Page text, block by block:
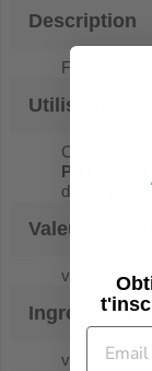
Description
Fiche en
Utilisation
Comment
Premium
d'un repas
Valeurs
voir image
Ingrédients
voir image